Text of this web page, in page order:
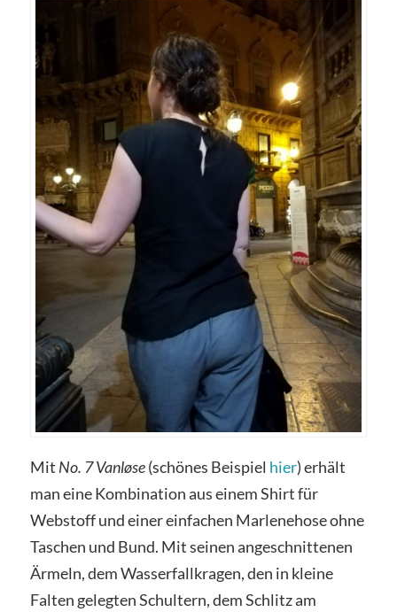
Mit No. 7 Vanløse(schönes Beispiel hier) erhält
man eine Kombination aus einem Shirt für
Webstoff und einer einfachen Marlenehose ohne
Taschen und Bund. Mit seinen angeschnittenen
Ärmeln, dem Wasserfallkragen, den in kleine
Falten gelegten Schultern, dem Schlitz am